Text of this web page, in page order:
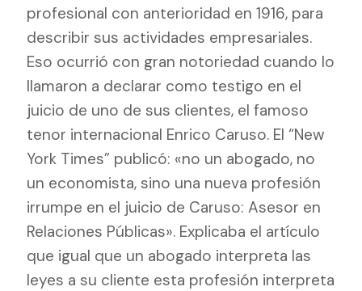
profesional con anterioridad en 1916, para
describir sus actividades empresariales.
Eso ocurrió con gran notoriedad cuando lo
llamaron a declarar como testigo en el
juicio de uno de sus clientes, el famoso
tenor internacional Enrico Caruso. El “New
York Times” publicó: «no un abogado, no
un economista, sino una nueva profesión
irrumpe en el juicio de Caruso: Asesor en
Relaciones Públicas». Explicaba el artículo
que igual que un abogado interpreta las
leyes a su cliente esta profesión interpreta